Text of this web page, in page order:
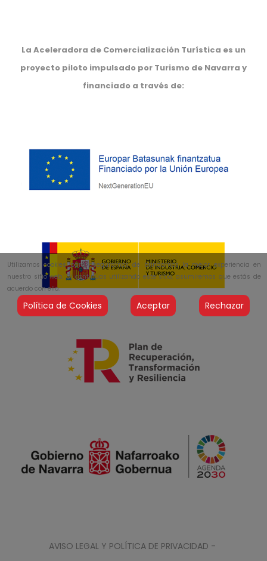
La Aceleradora de Comercialización Turística es un
proyecto piloto impulsado por Turismo de Navarra y
financiado a través de:
AVISO LEGAL Y POLÍTICA DE PRIVACIDAD -
Utilizamos cookies para asegurarnos de brindarnos la mejor experiencia en
nuestro sitio web. Si continúas utilizando este sitio, asumiremos que estás de
acuerdo con ello.
Política de Cookies Aceptar Rechazar